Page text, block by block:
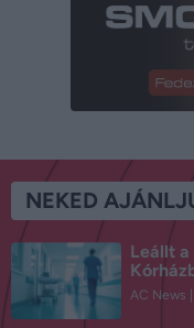
NEKED
Leállt a
AC News